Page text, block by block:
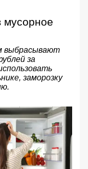
мусорное
выбрасывают
за
заморозку